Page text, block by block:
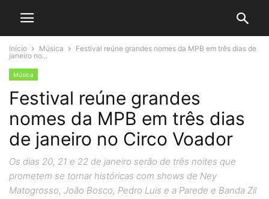
Início Música
Festival reúne grandes nomes da MPB em três dias de
janeiro no...
Música
Festival reúne grandes
nomes da MPB em três dias
de janeiro no Circo Voador
Os dias 20, 21 e 22 de janeiro serão de três noites que
prometem se tornar históricas com shows de Ney
Matogrosso, João Bosco, Pedro Luis e a Parede e Banda Zil